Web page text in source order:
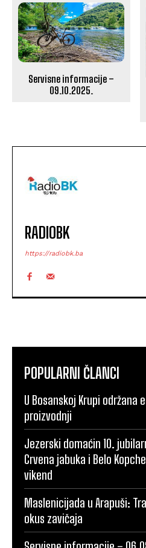
Servisne informacije –
09.10.2025.
RADIOBK
https://radiobk.ba
POPULARNI ČLANCI
U Bosanskoj Krupi održana
proizvodnji
Jezerski domaćin 10.
Crvena jabuka i Belo
vikend
Maslenicijada u Arapuši:
okus zavičaja